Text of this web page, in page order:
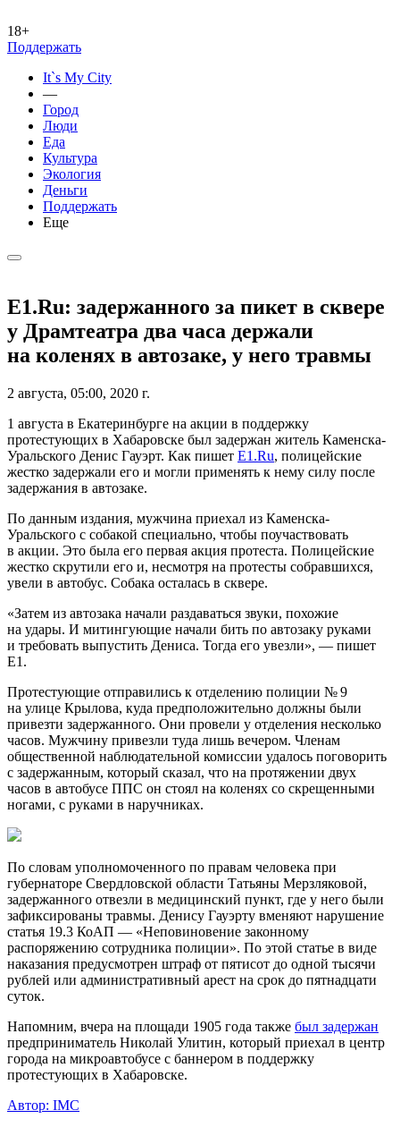
18+
Поддержать
It`s My City
—
Город
Люди
Еда
Культура
Экология
Деньги
Поддержать
Еще
E1.Ru: задержанного за пикет в сквере
у Драмтеатра два часа держали
на коленях в автозаке, у него травмы
2 августа, 05:00, 2020 г.
1 августа в Екатеринбурге на акции в поддержку
протестующих в Хабаровске был задержан житель Каменска-
Уральского Денис Гауэрт. Как пишет Е1.Ru, полицейские
жестко задержали его и могли применять к нему силу после
задержания в автозаке.
По данным издания, мужчина приехал из Каменска-
Уральского с собакой специально, чтобы поучаствовать
в акции. Это была его первая акция протеста. Полицейские
жестко скрутили его и, несмотря на протесты собравшихся,
увели в автобус. Собака осталась в сквере.
«Затем из автозака начали раздаваться звуки, похожие
на удары. И митингующие начали бить по автозаку руками
и требовать выпустить Дениса. Тогда его увезли», — пишет
Е1.
Протестующие отправились к отделению полиции № 9
на улице Крылова, куда предположительно должны были
привезти задержанного. Они провели у отделения несколько
часов. Мужчину привезли туда лишь вечером. Членам
общественной наблюдательной комиссии удалось поговорить
с задержанным, который сказал, что на протяжении двух
часов в автобусе ППС он стоял на коленях со скрещенными
ногами, с руками в наручниках.
По словам уполномоченного по правам человека при
губернаторе Свердловской области Татьяны Мерзляковой,
задержанного отвезли в медицинский пункт, где у него были
зафиксированы травмы. Денису Гауэрту вменяют нарушение
статья 19.3 КоАП — «Неповиновение законному
распоряжению сотрудника полиции». По этой статье в виде
наказания предусмотрен штраф от пятисот до одной тысячи
рублей или административный арест на срок до пятнадцати
суток.
Напомним, вчера на площади 1905 года также был задержан
предприниматель Николай Улитин, который приехал в центр
города на микроавтобусе с баннером в поддержку
протестующих в Хабаровске.
Автор: IMC